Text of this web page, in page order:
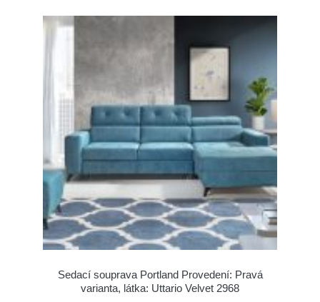
Sedací souprava Portland Provedení: Pravá
varianta, látka: Uttario Velvet 2968